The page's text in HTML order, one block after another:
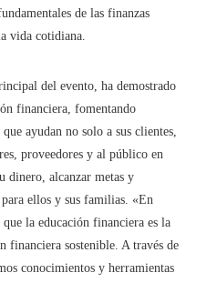
de las finanzas
vida cotidiana.
del evento, ha demostrado
financiera, fomentando
ayudan no solo a sus clientes,
proveedores y al público en
dinero, alcanzar metas y
ellos y sus familias. «En
que la educación financiera es la
financiera sostenible. A través de
conocimientos y herramientas